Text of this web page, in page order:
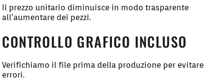
Il prezzo unitario diminuisce in modo trasparente
all’aumentare dei pezzi.
CONTROLLO GRAFICO INCLUSO
Verifichiamo il file prima della produzione per evitare
errori.